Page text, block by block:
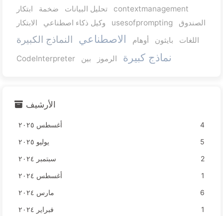
ابتكار
ضخمة تحليل البيانات
contextmanagement
الابتكار
وكيل ذكاء اصطناعي usesofprompting الصندوق
النماذج الكبيرة الاصطناعي أوهام بايثون
اللغات
CodeInterpreter
بين الرموز نماذج كبيرة
الأرشيف
أغسطس ٢٠٢٥
4
يوليو ٢٠٢٥
5
سبتمبر ٢٠٢٤
2
أغسطس ٢٠٢٤
1
مارس ٢٠٢٤
6
فبراير ٢٠٢٤
1